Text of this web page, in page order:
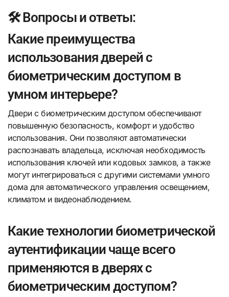
🛠️ Вопросы и ответы:
Какие преимущества
использования дверей с
биометрическим доступом в
умном интерьере?
Двери с биометрическим доступом обеспечивают
повышенную безопасность, комфорт и удобство
использования. Они позволяют автоматически
распознавать владельца, исключая необходимость
использования ключей или кодовых замков, а также
могут интегрироваться с другими системами умного
дома для автоматического управления освещением,
климатом и видеонаблюдением.
Какие технологии биометрической
аутентификации чаще всего
применяются в дверях с
биометрическим доступом?